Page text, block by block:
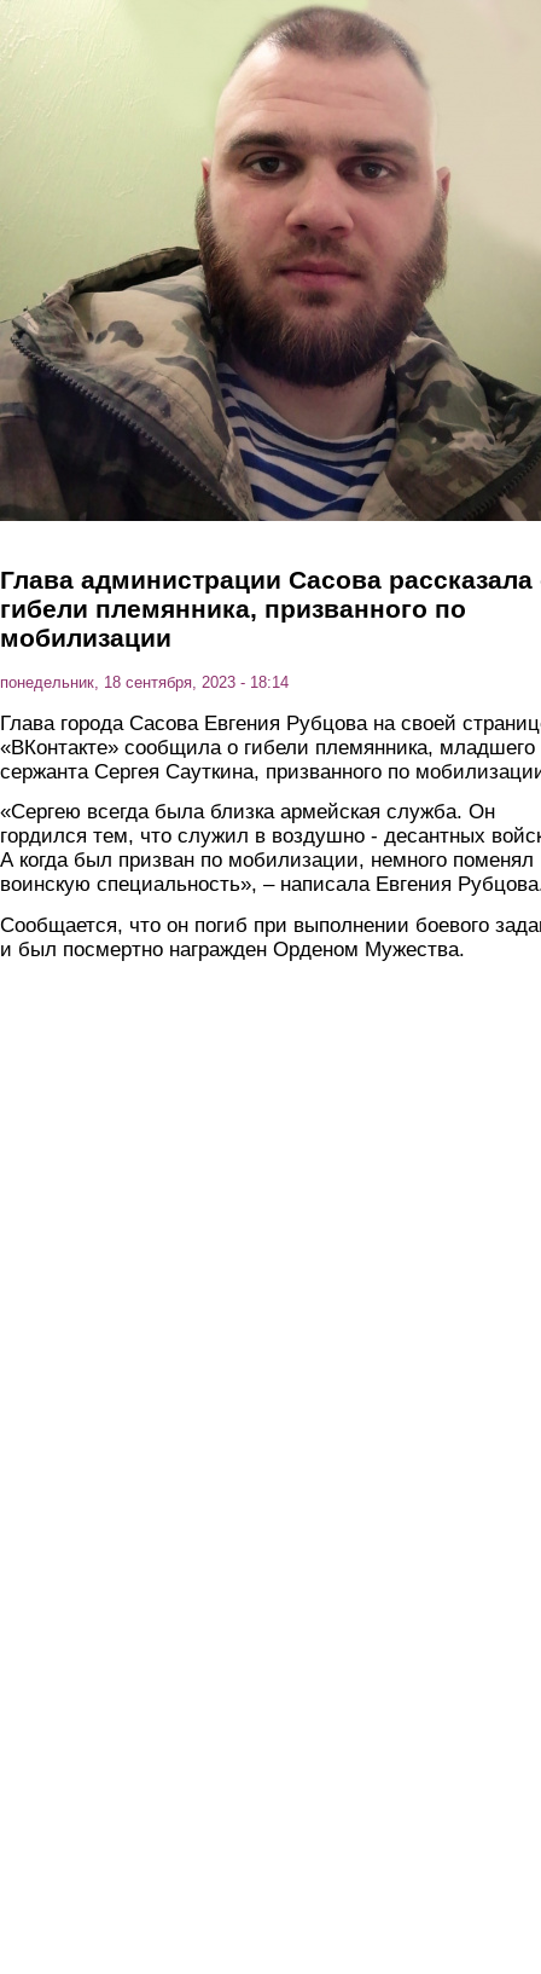
Глава администрации Сасова рассказала
гибели племянника, призванного по
мобилизации
понедельник, 18 сентября, 2023 - 18:14
Глава города Сасова Евгения Рубцова на своей
«ВКонтакте» сообщила о гибели племянника, младшего
сержанта Сергея Сауткина, призванного по
«Сергею всегда была близка армейская служба. Он
гордился тем, что служил в воздушно - десантных
А когда был призван по мобилизации, немного поменял
воинскую специальность», – написала Евгения
Сообщается, что он погиб при выполнении боевого
и был посмертно награжден Орденом Мужества.